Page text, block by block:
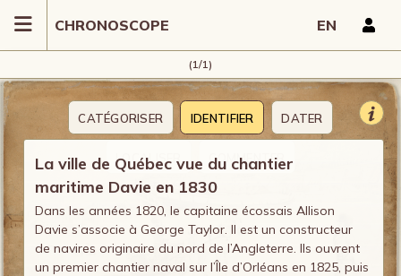
CHRONOSCOPE EN
(1/1)
CATÉGORISER IDENTIFIER DATER
LOCALISER COMMENTER
La ville de Québec vue du chantier
maritime Davie en 1830
Dans les années 1820, le capitaine écossais Allison
Davie s’associe à George Taylor. Il est un constructeur
de navires originaire du nord de l’Angleterre. Ils ouvrent
un premier chantier naval sur l’Île d’Orléans en 1825, puis